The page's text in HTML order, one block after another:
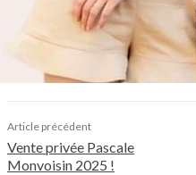
Article précédent
Vente privée Pascale
Monvoisin 2025 !